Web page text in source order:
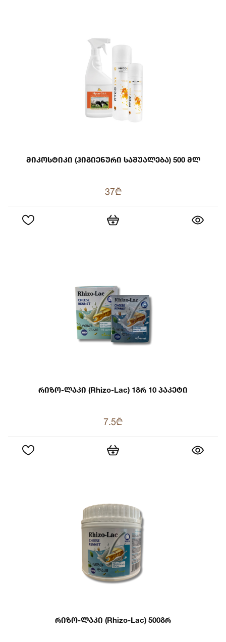
Მიკოსტიკი (ჰიგიენური Საშუალება) 500 Მლ
37₾
Რიზო-Ლაკი (Rhizo-Lac) 1გრ 10 Პაკეტი
7.5₾
Რიზო-Ლაკი (Rhizo-Lac) 500გრ